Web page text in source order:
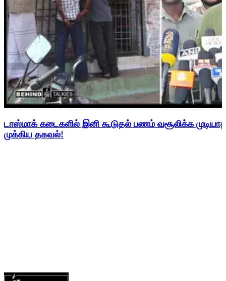
டாஸ்மாக் கடைகளில் இனி கூடுதல் பணம் வசூலிக்க
முக்கிய தகவல்!